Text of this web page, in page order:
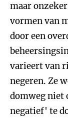
maar
vormen van
door een
varieert van
negeren. Ze
domweg niet
negatief' te